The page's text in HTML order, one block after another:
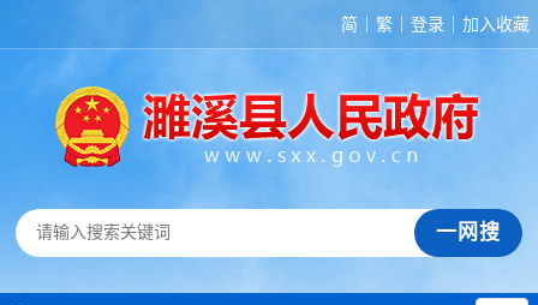
简 繁 登录 加入收藏